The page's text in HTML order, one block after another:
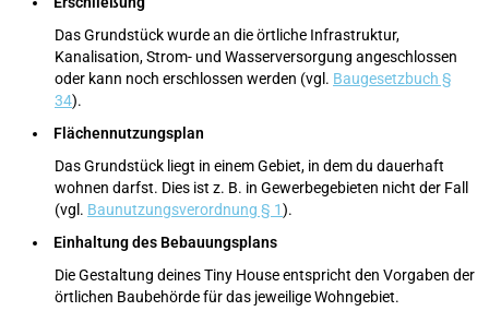
Das Grundstück wurde an die örtliche Infrastruktur,
Kanalisation, Strom- und Wasserversorgung angeschlossen
oder kann noch erschlossen werden (vgl. Baugesetzbuch §
34).
Flächennutzungsplan
Das Grundstück liegt in einem Gebiet, in dem du dauerhaft
wohnen darfst. Dies ist z. B. in Gewerbegebieten nicht der Fall
(vgl. Baunutzungsverordnung § 1).
Einhaltung des Bebauungsplans
Die Gestaltung deines Tiny House entspricht den Vorgaben der
örtlichen Baubehörde für das jeweilige Wohngebiet.